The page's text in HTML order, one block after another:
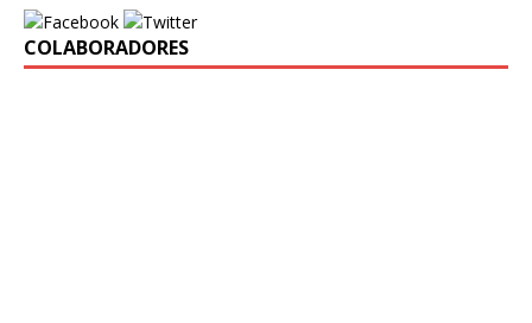
COLABORADORES